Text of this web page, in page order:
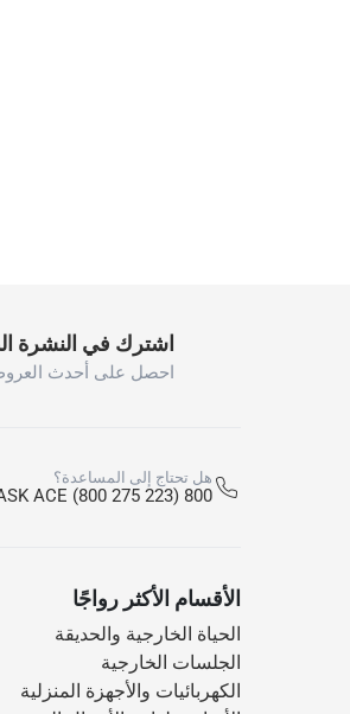
اشترك في النشرة
احصل على أحدث
هل تحتاج إلى المساعدة؟
800 ASK ACE (800 275 223)
الأقسام الأكثر رواجًا
الحياة الخارجية والحديقة
الجلسات الخارجية
الكهربائيات والأجهزة المنزلية